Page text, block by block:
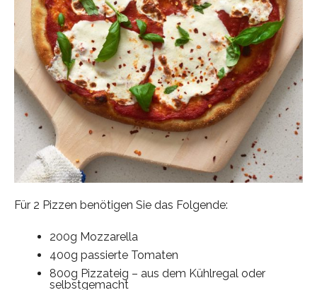
Für 2 Pizzen benötigen Sie das Folgende:
200g Mozzarella
400g passierte Tomaten
800g Pizzateig – aus dem Kühlregal oder
selbstgemacht